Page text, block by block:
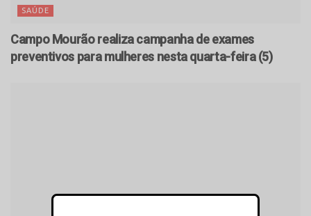
SAÚDE
Campo Mourão realiza campanha de exames
preventivos para mulheres nesta quarta-feira (5)